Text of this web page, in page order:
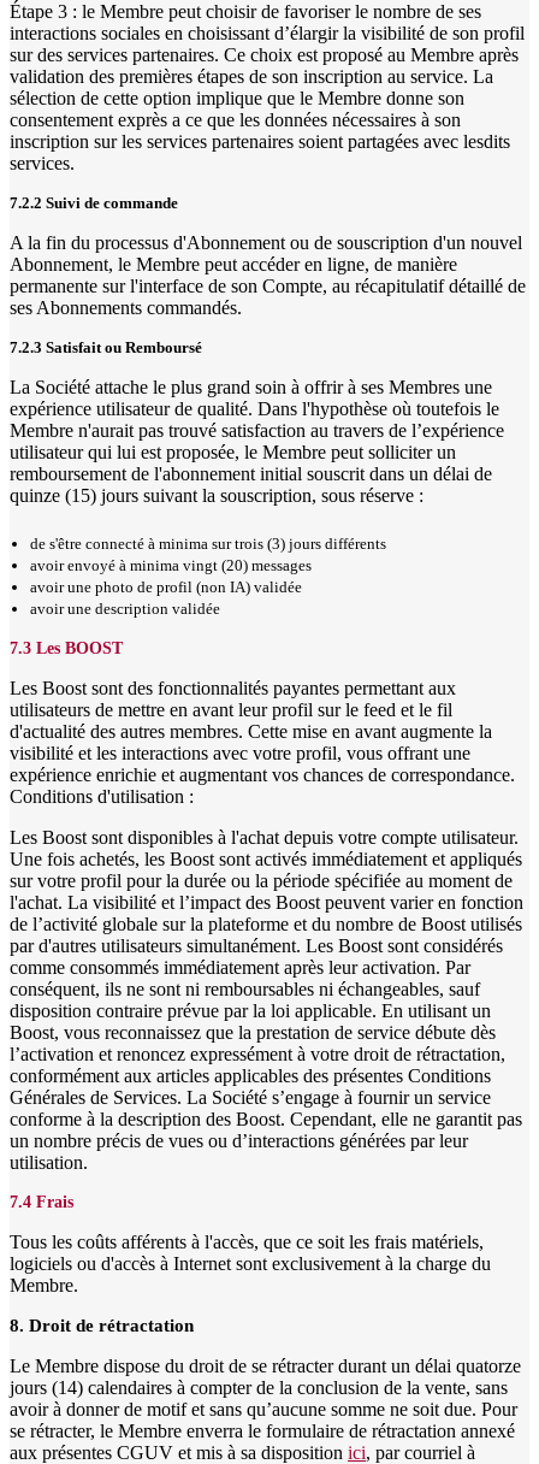
Étape 3 : le Membre peut choisir de favoriser le nombre de ses
interactions sociales en choisissant d’élargir la visibilité de son profil
sur des services partenaires. Ce choix est proposé au Membre après
validation des premières étapes de son inscription au service. La
sélection de cette option implique que le Membre donne son
consentement exprès a ce que les données nécessaires à son
inscription sur les services partenaires soient partagées avec lesdits
services.
7.2.2 Suivi de commande
A la fin du processus d'Abonnement ou de souscription d'un nouvel
Abonnement, le Membre peut accéder en ligne, de manière
permanente sur l'interface de son Compte, au récapitulatif détaillé de
ses Abonnements commandés.
7.2.3 Satisfait ou Remboursé
La Société attache le plus grand soin à offrir à ses Membres une
expérience utilisateur de qualité. Dans l'hypothèse où toutefois le
Membre n'aurait pas trouvé satisfaction au travers de l’expérience
utilisateur qui lui est proposée, le Membre peut solliciter un
remboursement de l'abonnement initial souscrit dans un délai de
quinze (15) jours suivant la souscription, sous réserve :
de s'être connecté à minima sur trois (3) jours différents
avoir envoyé à minima vingt (20) messages
avoir une photo de profil (non IA) validée
avoir une description validée
7.3 Les BOOST
Les Boost sont des fonctionnalités payantes permettant aux
utilisateurs de mettre en avant leur profil sur le feed et le fil
d'actualité des autres membres. Cette mise en avant augmente la
visibilité et les interactions avec votre profil, vous offrant une
expérience enrichie et augmentant vos chances de correspondance.
Conditions d'utilisation :
Les Boost sont disponibles à l'achat depuis votre compte utilisateur.
Une fois achetés, les Boost sont activés immédiatement et appliqués
sur votre profil pour la durée ou la période spécifiée au moment de
l'achat. La visibilité et l’impact des Boost peuvent varier en fonction
de l’activité globale sur la plateforme et du nombre de Boost utilisés
par d'autres utilisateurs simultanément. Les Boost sont considérés
comme consommés immédiatement après leur activation. Par
conséquent, ils ne sont ni remboursables ni échangeables, sauf
disposition contraire prévue par la loi applicable. En utilisant un
Boost, vous reconnaissez que la prestation de service débute dès
l’activation et renoncez expressément à votre droit de rétractation,
conformément aux articles applicables des présentes Conditions
Générales de Services. La Société s’engage à fournir un service
conforme à la description des Boost. Cependant, elle ne garantit pas
un nombre précis de vues ou d’interactions générées par leur
utilisation.
7.4 Frais
Tous les coûts afférents à l'accès, que ce soit les frais matériels,
logiciels ou d'accès à Internet sont exclusivement à la charge du
Membre.
8. Droit de rétractation
Le Membre dispose du droit de se rétracter durant un délai quatorze
jours (14) calendaires à compter de la conclusion de la vente, sans
avoir à donner de motif et sans qu’aucune somme ne soit due. Pour
se rétracter, le Membre enverra le formulaire de rétractation annexé
aux présentes CGUV et mis à sa disposition ici, par courriel à